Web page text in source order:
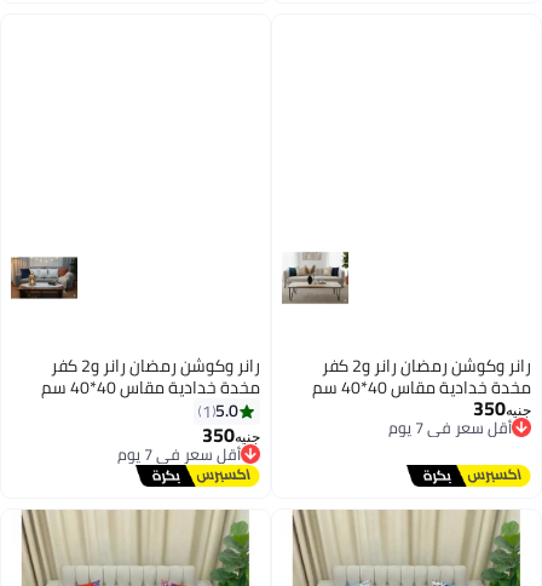
رانر وكوشن رمضان رانر و2 كفر
مخدة خدادية مقاس 40*40 سم
والرانر 140*45 سم
جنيه350
أقل سعر في 7 يوم
توصيل مجاني
أقل سعر في 7 يوم
رانر وكوشن رمضان رانر و2 كفر
مخدة خدادية مقاس 40*40 سم
والرانر 140*45 سم اللون بيج في
دهبي في رسوم رمضان دهبي
5.0
1
جنيه350
أقل سعر في 7 يوم
توصيل مجاني
أقل سعر في 7 يوم